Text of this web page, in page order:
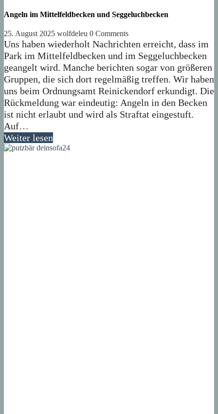
Angeln im Mittelfeldbecken und Seggeluchbecken
25. August 2025 wolfdeleu 0 Comments
Uns haben wiederholt Nachrichten erreicht, dass im
Park im Mittelfeldbecken und im Seggeluchbecken
geangelt wird. Manche berichten sogar von größeren
Gruppen, die sich dort regelmäßig treffen. Wir haben
uns beim Ordnungsamt Reinickendorf erkundigt. Die
Rückmeldung war eindeutig: Angeln in den Becken
ist nicht erlaubt und wird als Straftat eingestuft.
Auf…
Weiter lesen